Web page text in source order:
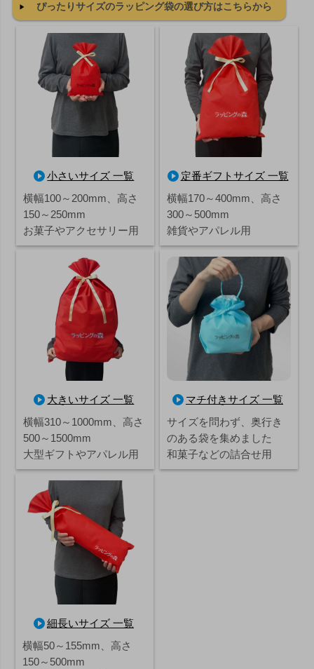
ぴったりサイズのラッピング袋の選び方はこちらから
小さいサイズ 一覧
横幅100～200mm、高さ
150～250mm
お菓子やアクセサリー用
定番ギフトサイズ 一覧
横幅170～400mm、高さ
300～500mm
雑貨やアパレル用
大きいサイズ 一覧
横幅310～1000mm、高さ
500～1500mm
大型ギフトやアパレル用
マチ付きサイズ 一覧
サイズを問わず、奥行き
のある袋を集めました
和菓子などの詰合せ用
細長いサイズ 一覧
横幅50～155mm、高さ
150～500mm